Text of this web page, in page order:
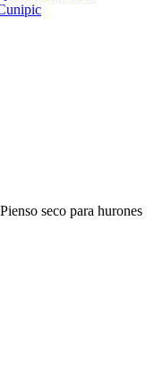
seco para hurones